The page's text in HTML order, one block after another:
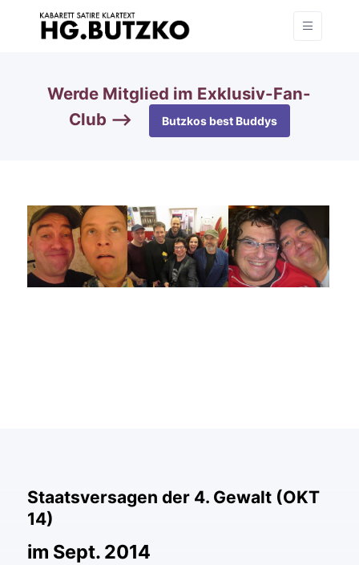
Werde Mitglied im Exklusiv-Fan-
Club —>
Butzkos best Buddys
Staatsversagen der 4. Gewalt (OKT
14)
im Sept. 2014